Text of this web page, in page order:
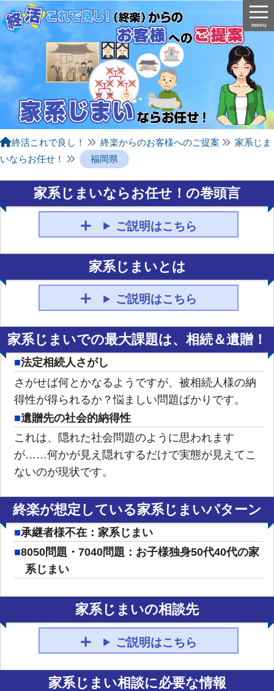
menu
終活これで良し！ 終楽からのお客様へのご提案
家系じま
いならお任せ！
福岡県
家系じまいならお任せ！の巻頭言
ご説明はこちら
家系じまいとは
ご説明はこちら
家系じまいでの最大課題は、相続＆遺贈！
法定相続人さがし
さがせば何とかなるようですが、被相続人様の納
得性が得られるか？悩ましい問題ばかりです。
遺贈先の社会的納得性
これは、隠れた社会問題のように思われます
が……何かが見え隠れするだけで実態が見えてこ
ないのが現状です。
終楽が想定している家系じまいパターン
承継者様不在：家系じまい
8050問題・7040問題：お子様独身50代40代の家
系じまい
家系じまいの相談先
ご説明はこちら
家系じまい相談に必要な情報